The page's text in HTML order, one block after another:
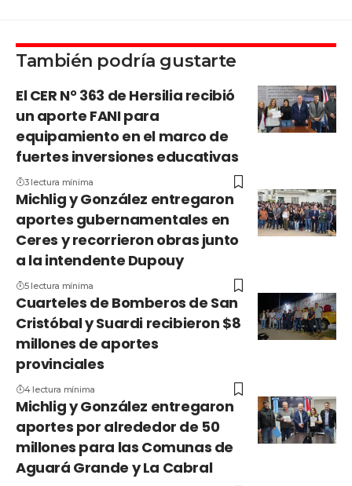
También podría gustarte
El CER N° 363 de Hersilia recibió
un aporte FANI para
equipamiento en el marco de
fuertes inversiones educativas
3 lectura mínima
Michlig y González entregaron
aportes gubernamentales en
Ceres y recorrieron obras junto
a la intendente Dupouy
5 lectura mínima
Cuarteles de Bomberos de San
Cristóbal y Suardi recibieron $8
millones de aportes
provinciales
4 lectura mínima
Michlig y González entregaron
aportes por alrededor de 50
millones para las Comunas de
Aguará Grande y La Cabral